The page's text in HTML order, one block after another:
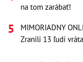
na tom zarábať!
MIMORIADNY
Zranili 13 ľudí